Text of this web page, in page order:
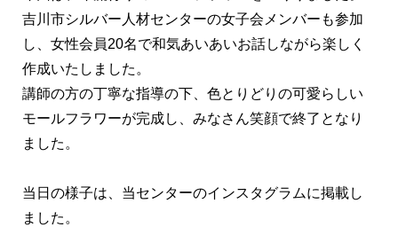
吉川市シルバー人材センターの女子会メンバーも参加
し、女性会員20名で和気あいあいお話しながら楽しく
作成いたしました。
講師の方の丁寧な指導の下、色とりどりの可愛らしい
モールフラワーが完成し、みなさん笑顔で終了となり
ました。
当日の様子は、当センターのインスタグラムに掲載し
ました。